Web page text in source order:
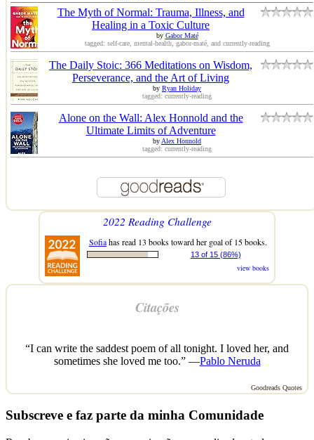
The Myth of Normal: Trauma, Illness, and
Healing in a Toxic Culture
by Gabor Maté
tagged: self-care, mental-health, gabor-maté, and currently-reading
The Daily Stoic: 366 Meditations on Wisdom,
Perseverance, and the Art of Living
by Ryan Holiday
tagged: currently-reading
Alone on the Wall: Alex Honnold and the
Ultimate Limits of Adventure
by Alex Honnold
tagged: currently-reading
2022 Reading Challenge
Sofiahas read 13 books toward her goal of 15 books.
13 of 15 (86%)
view books
Citações
“I can write the saddest poem of all tonight. I loved her, and
sometimes she loved me too.” —Pablo Neruda
Goodreads Quotes
Subscreve e faz parte da minha Comunidade